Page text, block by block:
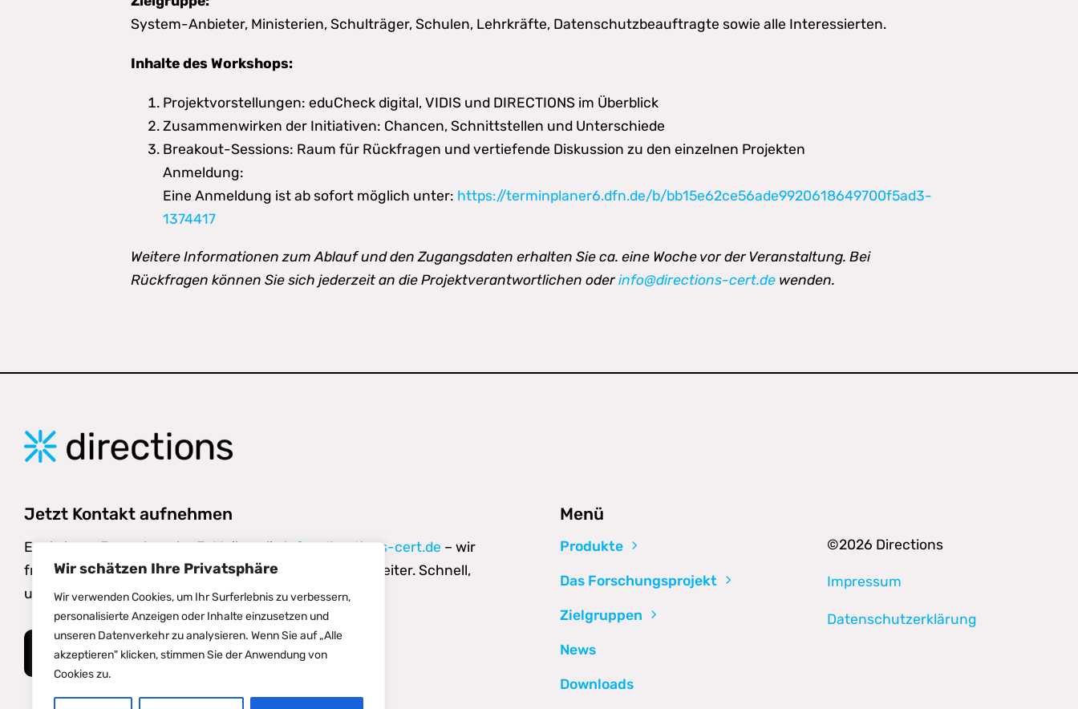
Wir schätzen Ihre Privatsphäre
Wir verwenden Cookies, um Ihr Surferlebnis zu verbessern,
personalisierte Anzeigen oder Inhalte einzusetzen und
unseren Datenverkehr zu analysieren. Wenn Sie auf „Alle
akzeptieren" klicken, stimmen Sie der Anwendung von
Cookies zu.
System-Anbieter, Ministerien, Schulträger, Schulen, Lehrkräfte, Datenschutzbeauftragte sowie alle Interessierten.
Inhalte des Workshops:
Projektvorstellungen: eduCheck digital, VIDIS und DIRECTIONS im Überblick
Zusammenwirken der Initiativen: Chancen, Schnittstellen und Unterschiede
Breakout-Sessions: Raum für Rückfragen und vertiefende Diskussion zu den einzelnen Projekten
Anmeldung:
Eine Anmeldung ist ab sofort möglich unter: https://terminplaner6.dfn.de/b/bb15e62ce56ade9920618649700f5ad3-
1374417
Weitere Informationen zum Ablauf und den Zugangsdaten erhalten Sie ca. eine Woche vor der Veranstaltung. Bei
Rückfragen können Sie sich jederzeit an die Projektverantwortlichen oderinfo@directions-cert.de wenden.
Jetzt Kontakt aufnehmen
Egal ob per Formular oder E-Mail an dieinfo@directions-cert.de – wir
freuen uns auf deine Nachricht und helfen dir gerne weiter. Schnell,
unkompliziert und direkt.
Kontaktformular
Menü
Produkte
Das Forschungsprojekt
Zielgruppen
News
Downloads
©2026 Directions
Impressum
Datenschutzerklärung